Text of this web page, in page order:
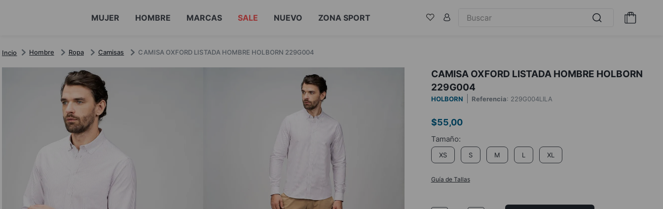
MUJER HOMBRE MARCAS SALE NUEVO ZONA SPORT
Hombre Ropa Camisas CAMISA OXFORD LISTADA HOMBRE HOLBORN 229G004
CAMISA OXFORD LISTADA HOMBRE HOLBORN
229G004
HOLBORN Referencia: 229G004LILA
$55,00
XS S M L XL
Guía de Tallas